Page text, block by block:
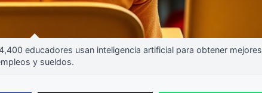
educadores usan inteligencia artificial para obtener mejores
y sueldos.